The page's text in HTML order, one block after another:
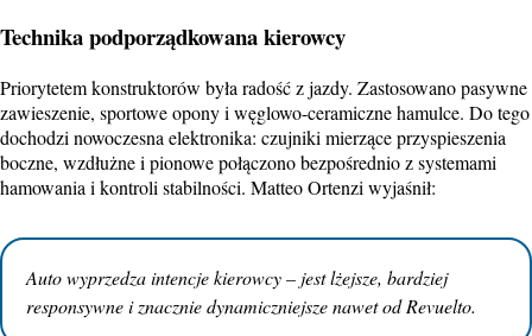
Technika podporządkowana kierowcy
Priorytetem konstruktorów była radość z jazdy. Zastosowano pasywne
zawieszenie, sportowe opony i węglowo-ceramiczne hamulce. Do tego
dochodzi nowoczesna elektronika: czujniki mierzące przyspieszenia
boczne, wzdłużne i pionowe połączono bezpośrednio z systemami
hamowania i kontroli stabilności. Matteo Ortenzi wyjaśnił:
Auto wyprzedza intencje kierowcy – jest lżejsze, bardziej
responsywne i znacznie dynamiczniejsze nawet od Revuelto.